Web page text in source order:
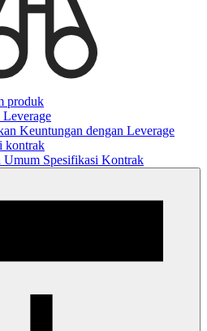
produk
Keuntungan dengan Leverage
kontrak
Umum Spesifikasi Kontrak